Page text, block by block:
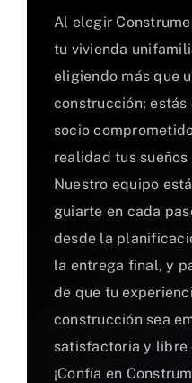
Al elegir
tu vivienda
eligiendo más que
construcción; estás
socio
realidad tus sueños
Nuestro equipo
guiarte en cada
desde la
la entrega final, y
de que tu
construcción sea
satisfactoria y libre
¡Confía en